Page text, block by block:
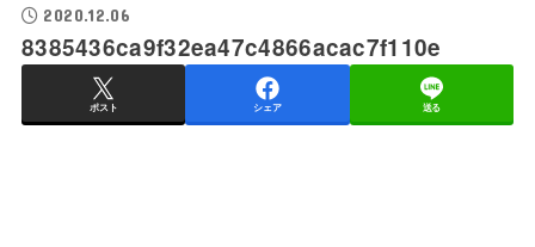
2020.12.06
8385436ca9f32ea47c4866acac7f110e
ポスト シェア 送る